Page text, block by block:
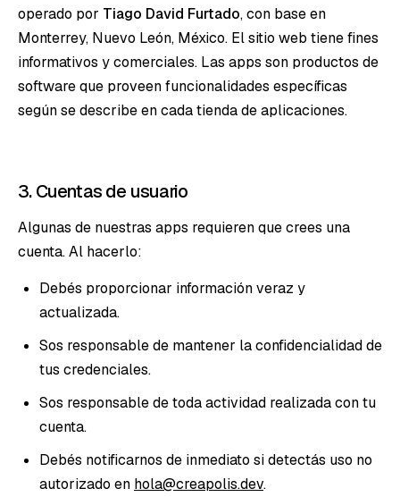
operado por Tiago David Furtado, con base en
Monterrey, Nuevo León, México. El sitio web tiene fines
informativos y comerciales. Las apps son productos de
software que proveen funcionalidades específicas
según se describe en cada tienda de aplicaciones.
3. Cuentas de usuario
Algunas de nuestras apps requieren que crees una
cuenta. Al hacerlo:
Debés proporcionar información veraz y
actualizada.
Sos responsable de mantener la confidencialidad de
tus credenciales.
Sos responsable de toda actividad realizada con tu
cuenta.
Debés notificarnos de inmediato si detectás uso no
autorizado en hola@creapolis.dev.